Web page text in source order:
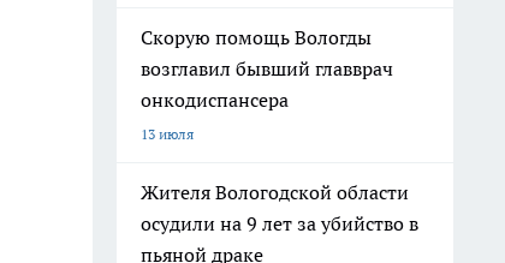
Скорую помощь Вологды
возглавил бывший главврач
онкодиспансера
13 июля
Жителя Вологодской области
осудили на 9 лет за убийство в
пьяной драке